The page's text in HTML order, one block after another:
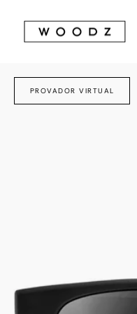
conteúdo
PROVADOR VIRTUAL